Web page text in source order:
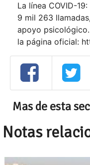
La línea COVID-
9 mil 263
apoyo
la página oficial:
Mas de esta
Notas